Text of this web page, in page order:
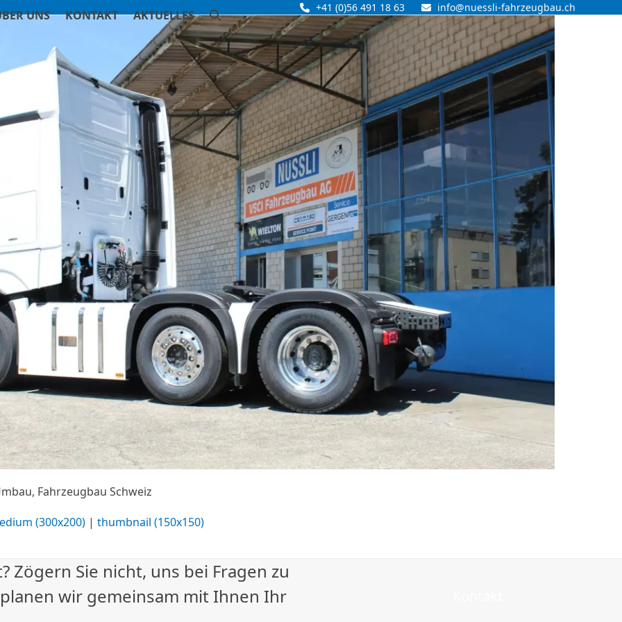
+41 (0)56 491 18 63 info@nuessli-fahrzeugbau.ch
UNS KONTAKT AKTUELLES
Fahrzeugbau Schweiz
(300x200) |thumbnail (150x150)
Zögern Sie nicht, uns bei Fragen zu
wir gemeinsam mit Ihnen Ihr